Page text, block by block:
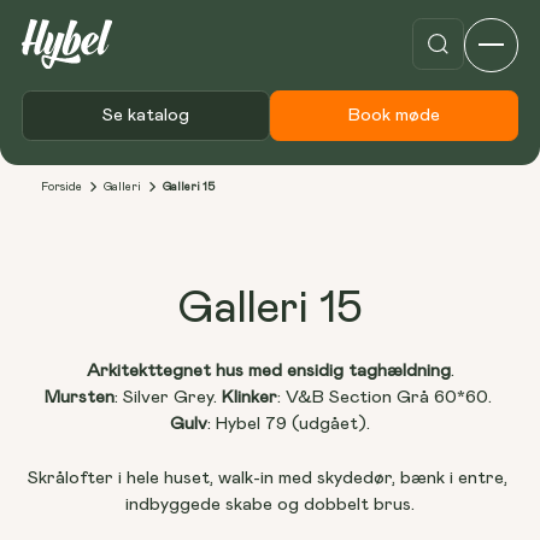
Se katalog Book møde
Forside Galleri Galleri 15
Galleri 15
Arkitekttegnet hus med ensidig taghældning.
Mursten: Silver Grey. Klinker: V&B Section Grå 60*60.
Gulv: Hybel 79 (udgået).
Skrålofter i hele huset, walk-in med skydedør, bænk i entre,
indbyggede skabe og dobbelt brus.